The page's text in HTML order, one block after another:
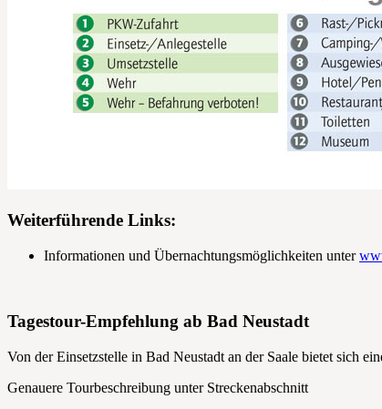
Weiterführende Links:
Informationen und Übernachtungsmöglichkeiten unter
Tagestour-Empfehlung ab Bad Neustadt
Von der Einsetzstelle in Bad Neustadt an der Saale bietet sich
Genauere Tourbeschreibung unter Streckenabschnitt